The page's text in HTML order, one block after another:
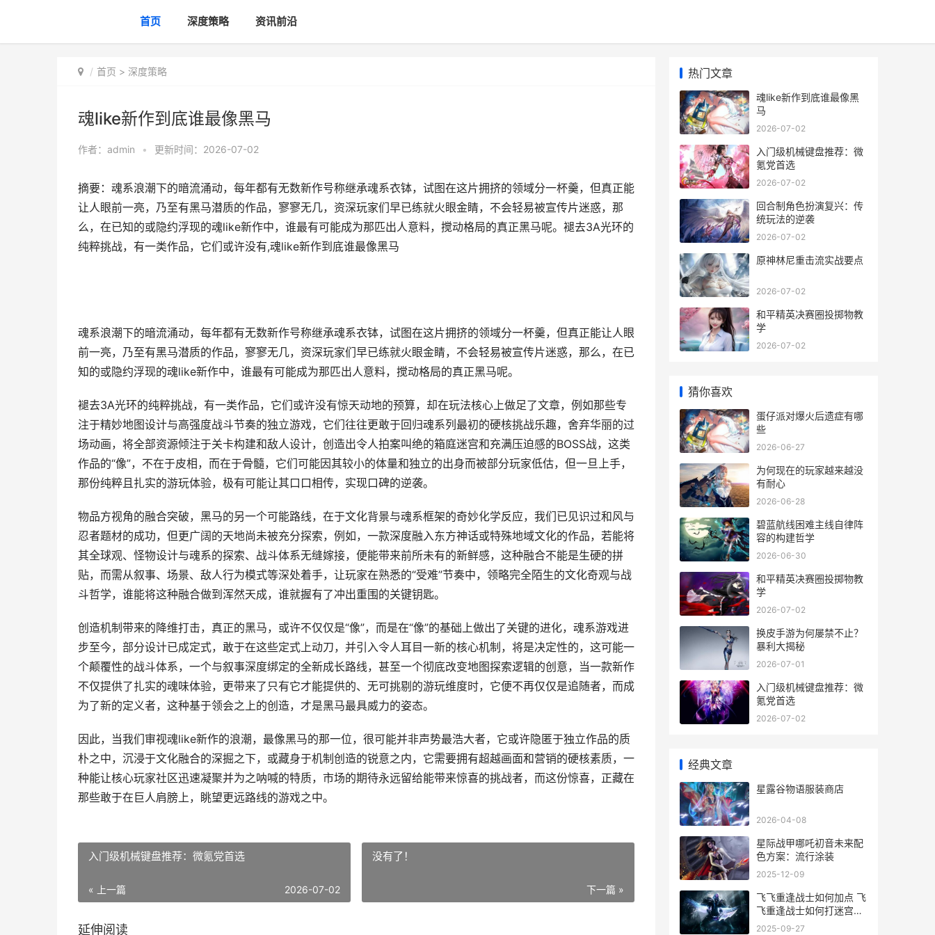
首页 深度策略 资讯前沿
首页 > 深度策略
魂like新作到底谁最像黑马
作者： admin • 更新时间：2026-07-02
摘要：魂系浪潮下的暗流涌动，每年都有无数新作号称继承魂系衣钵，试图在这片拥挤的领域分一杯羹，但真正能
让人眼前一亮，乃至有黑马潜质的作品，寥寥无几，资深玩家们早已练就火眼金睛，不会轻易被宣传片迷惑，那
么，在已知的或隐约浮现的魂like新作中，谁最有可能成为那匹出人意料，搅动格局的真正黑马呢。褪去3A光环的
纯粹挑战，有一类作品，它们或许没有,魂like新作到底谁最像黑马
魂系浪潮下的暗流涌动，每年都有无数新作号称继承魂系衣钵，试图在这片拥挤的领域分一杯羹，但真正能让人眼
前一亮，乃至有黑马潜质的作品，寥寥无几，资深玩家们早已练就火眼金睛，不会轻易被宣传片迷惑，那么，在已
知的或隐约浮现的魂like新作中，谁最有可能成为那匹出人意料，搅动格局的真正黑马呢。
褪去3A光环的纯粹挑战，有一类作品，它们或许没有惊天动地的预算，却在玩法核心上做足了文章，例如那些专
注于精妙地图设计与高强度战斗节奏的独立游戏，它们往往更敢于回归魂系列最初的硬核挑战乐趣，舍弃华丽的过
场动画，将全部资源倾注于关卡构建和敌人设计，创造出令人拍案叫绝的箱庭迷宫和充满压迫感的BOSS战，这类
作品的“像”，不在于皮相，而在于骨髓，它们可能因其较小的体量和独立的出身而被部分玩家低估，但一旦上手，
那份纯粹且扎实的游玩体验，极有可能让其口口相传，实现口碑的逆袭。
物品方视角的融合突破，黑马的另一个可能路线，在于文化背景与魂系框架的奇妙化学反应，我们已见识过和风与
忍者题材的成功，但更广阔的天地尚未被充分探索，例如，一款深度融入东方神话或特殊地域文化的作品，若能将
其全球观、怪物设计与魂系的探索、战斗体系无缝嫁接，便能带来前所未有的新鲜感，这种融合不能是生硬的拼
贴，而需从叙事、场景、敌人行为模式等深处着手，让玩家在熟悉的“受难”节奏中，领略完全陌生的文化奇观与战
斗哲学，谁能将这种融合做到浑然天成，谁就握有了冲出重围的关键钥匙。
创造机制带来的降维打击，真正的黑马，或许不仅仅是“像”，而是在“像”的基础上做出了关键的进化，魂系游戏进
步至今，部分设计已成定式，敢于在这些定式上动刀，并引入令人耳目一新的核心机制，将是决定性的，这可能一
个颠覆性的战斗体系，一个与叙事深度绑定的全新成长路线，甚至一个彻底改变地图探索逻辑的创意，当一款新作
不仅提供了扎实的魂味体验，更带来了只有它才能提供的、无可挑剔的游玩维度时，它便不再仅仅是追随者，而成
为了新的定义者，这种基于领会之上的创造，才是黑马最具威力的姿态。
因此，当我们审视魂like新作的浪潮，最像黑马的那一位，很可能并非声势最浩大者，它或许隐匿于独立作品的质
朴之中，沉浸于文化融合的深掘之下，或藏身于机制创造的锐意之内，它需要拥有超越画面和营销的硬核素质，一
种能让核心玩家社区迅速凝聚并为之呐喊的特质，市场的期待永远留给能带来惊喜的挑战者，而这份惊喜，正藏在
那些敢于在巨人肩膀上，眺望更远路线的游戏之中。
入门级机械键盘推荐：微氪党首选
« 上一篇 2026-07-02
没有了！
下一篇 »
延伸阅读
热门文章
魂like新作到底谁最像黑
马
2026-07-02
入门级机械键盘推荐：微
氪党首选
2026-07-02
回合制角色扮演复兴：传
统玩法的逆袭
2026-07-02
原神林尼重击流实战要点
2026-07-02
和平精英决赛圈投掷物教
学
2026-07-02
猜你喜欢
蛋仔派对爆火后遗症有哪
些
2026-06-27
为何现在的玩家越来越没
有耐心
2026-06-28
碧蓝航线困难主线自律阵
容的构建哲学
2026-06-30
和平精英决赛圈投掷物教
学
2026-07-02
换皮手游为何屡禁不止？
暴利大揭秘
2026-07-01
入门级机械键盘推荐：微
氪党首选
2026-07-02
经典文章
星露谷物语服装商店
2026-04-08
星际战甲哪吒初音未来配
色方案：流行涂装
2025-12-09
飞飞重逢战士如何加点 飞
飞重逢战士如何打迷宫乱
斗
2025-09-27